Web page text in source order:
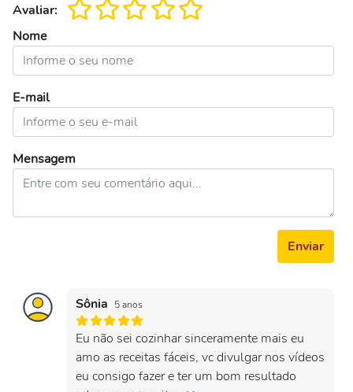
Avaliar:
Nome
E-mail
Mensagem
Enviar
Sônia 5 anos
Eu não sei cozinhar sinceramente mais eu
amo as receitas fáceis, vc divulgar nos vídeos
eu consigo fazer e ter um bom resultado